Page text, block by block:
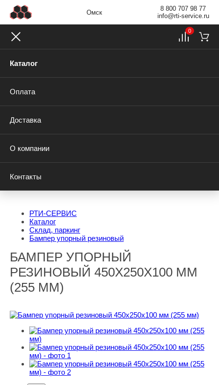
Омск
8 800 707 98 77
info@rti-service.ru
Каталог
Оплата
Доставка
О компании
Контакты
0
РТИ-СЕРВИС
Каталог
Склад, паркинг
Бампер упорный резиновый
БАМПЕР УПОРНЫЙ
РЕЗИНОВЫЙ 450Х250Х100 ММ
(255 ММ)